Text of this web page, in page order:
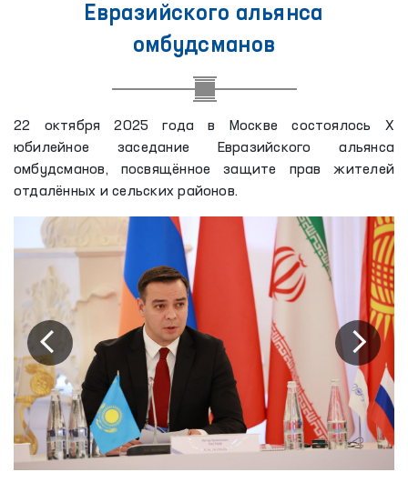
Евразийского альянса
омбудсманов
22 октября 2025 года в Москве состоялось X
юбилейное заседание Евразийского альянса
омбудсманов, посвящённое защите прав жителей
отдалённых и сельских районов.